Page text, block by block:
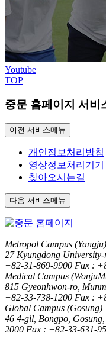
Youtube
TOP
중문 홈페이지 서비
이전 서비스메뉴
개인정보처리방침
영상정보처리기기
찾아오시는길
다음 서비스메뉴
Metropol Campus (Yangju)
27 Kyungdong
+82-31-869-9900 Fax :
Medical Campus
815 Gyeonhwon-ro,
+82-33-738-1200 Fax :
Global Campus (Gosung)
46 4-gil, Bongpo,
2000 Fax : +82-33-631-